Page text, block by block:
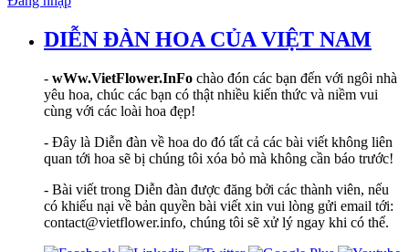
DIỄN ĐÀN HOA CỦA VIỆT NAM
- wWw.VietFlower.InFo chào đón các bạn đến với ngôi nhà
yêu hoa, chúc các bạn có thật nhiều kiến thức và niềm vui
cùng với các loài hoa đẹp!
- Đây là Diễn đàn về hoa do đó tất cả các bài viết không liên
quan tới hoa sẽ bị chúng tôi xóa bỏ mà không cần báo trước!
- Bài viết trong Diễn đàn được đăng bởi các thành viên, nếu
có khiếu nại về bản quyền bài viết xin vui lòng gửi email tới:
contact@vietflower.info, chúng tôi sẽ xử lý ngay khi có thể.